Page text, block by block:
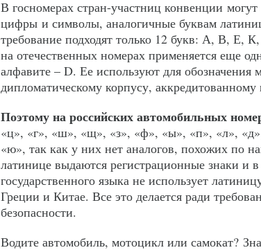
В госномерах стран-участниц конвенции могут
цифры и символы, аналогичные буквам
требование подходят только 12 букв: А, В,
на отечественных номерах применяется еще
алфавите – D. Ее используют для
дипломатическому корпусу, аккредитованному
Поэтому на российских автомобильных
«ц», «г», «ш», «щ», «з», «ф», «ы», «п», «л»,
«ю», так как у них нет аналогов, похожих по
латинице выдаются регистрационные знаки и
государственного языка не использует
Греции и Китае. Все это делается ради
безопасности.
Водите автомобиль, мотоцикл или самокат?